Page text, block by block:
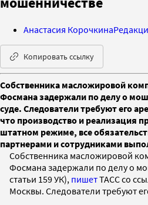
Анастасия Корочкина
Копировать ссылку
Собственника масложировой
Фосмана задержали по делу о
суде. Следователи требуют его
что производство и реализация
штатном режиме, все
партнерами и сотрудниками
Собственника масложировой
Фосмана задержали по делу о
статьи 159 УК), пишетТАСС со
Москвы. Следователи требуют